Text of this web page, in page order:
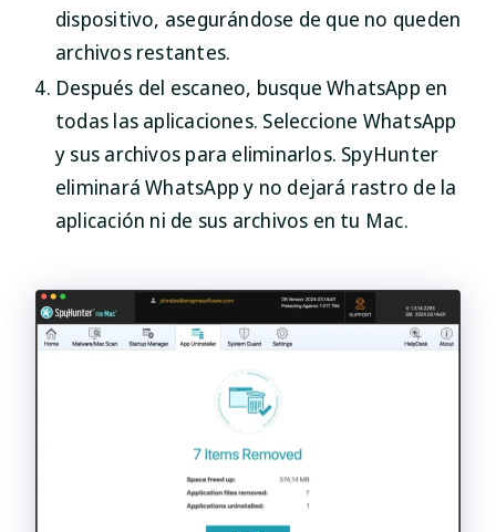
dispositivo, asegurándose de que no queden
archivos restantes.
Después del escaneo, busque WhatsApp en
todas las aplicaciones. Seleccione WhatsApp
y sus archivos para eliminarlos. SpyHunter
eliminará WhatsApp y no dejará rastro de la
aplicación ni de sus archivos en tu Mac.